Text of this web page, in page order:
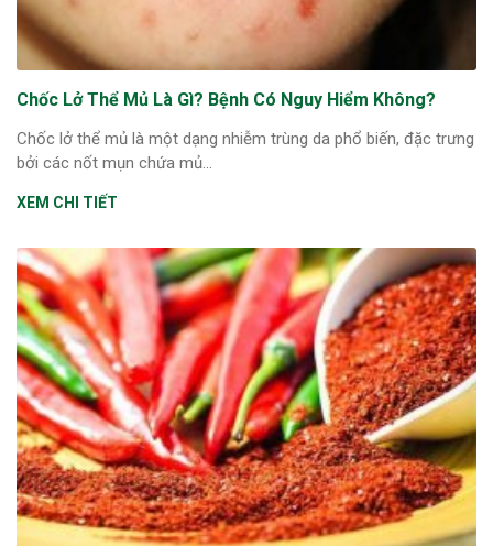
Chốc Lở Thể Mủ Là Gì? Bệnh Có Nguy Hiểm Không?
Chốc lở thể mủ là một dạng nhiễm trùng da phổ biến, đặc trưng
bởi các nốt mụn chứa mủ...
XEM CHI TIẾT